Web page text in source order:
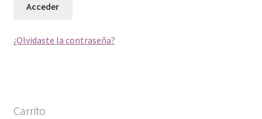
Acceder
¿Olvidaste la contraseña?
Carrito